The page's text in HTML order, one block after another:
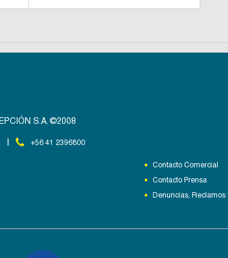
S.A. ©2008
+56 41 2396800
Contacto Comercial
Contacto Prensa
Denuncias,